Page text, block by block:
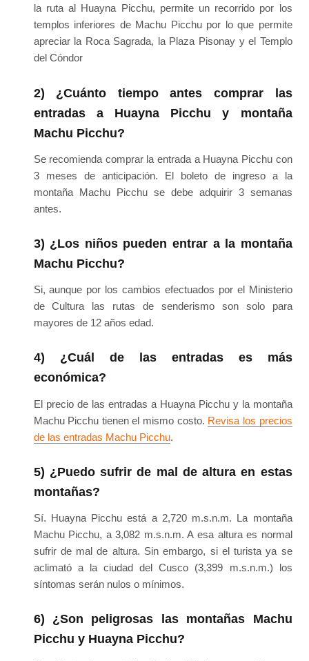
la ruta al Huayna Picchu, permite un recorrido por los
templos inferiores de Machu Picchu por lo que permite
apreciar la Roca Sagrada, la Plaza Pisonay y el Templo
del Cóndor
2) ¿Cuánto tiempo antes comprar las
entradas a Huayna Picchu y montaña
Machu Picchu?
Se recomienda comprar la entrada a Huayna Picchu con
3 meses de anticipación. El boleto de ingreso a la
montaña Machu Picchu se debe adquirir 3 semanas
antes.
3) ¿Los niños pueden entrar a la montaña
Machu Picchu?
Si, aunque por los cambios efectuados por el Ministerio
de Cultura las rutas de senderismo son solo para
mayores de 12 años edad.
4) ¿Cuál de las entradas es más
económica?
El precio de las entradas a Huayna Picchu y la montaña
Machu Picchu tienen el mismo costo. Revisa los precios
de las entradas Machu Picchu.
5) ¿Puedo sufrir de mal de altura en estas
montañas?
Sí. Huayna Picchu está a 2,720 m.s.n.m. La montaña
Machu Picchu, a 3,082 m.s.n.m. A esa altura es normal
sufrir de mal de altura. Sin embargo, si el turista ya se
aclimató a la ciudad del Cusco (3,399 m.s.n.m.) los
síntomas serán nulos o mínimos.
6) ¿Son peligrosas las montañas Machu
Picchu y Huayna Picchu?